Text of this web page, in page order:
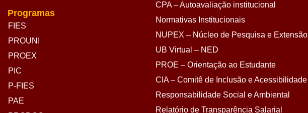
Programas
FIES
PROUNI
PROEX
PIC
P-FIES
PAE
CPA – Autoavaliação institucional
Normativas Institucionais
NUPEX – Núcleo de Pesquisa e Extensão
UB Virtual – NED
PROE – Orientação ao Estudante
CIA – Comitê de Inclusão e Acessibilidade
Responsabilidade Social e Ambiental
Relatório de Transparência Salarial